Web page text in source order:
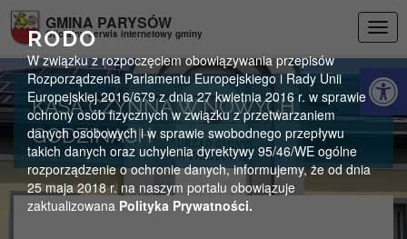
RODO
W związku z rozpoczęciem obowiązywania przepisów
Rozporządzenia Parlamentu Europejskiego i Rady Unii
Europejskiej 2016/679 z dnia 27 kwietnia 2016 r. w sprawie
ochrony osób fizycznych w związku z przetwarzaniem
danych osobowych i w sprawie swobodnego przepływu
takich danych oraz uchylenia dyrektywy 95/46/WE ogólne
rozporządzenie o ochronie danych, informujemy, że od dnia
25 maja 2018 r. na naszym portalu obowiązuje
zaktualizowana Polityka Prywatności.
GMINA PARYSÓW
Oficjalny serwis internetowy gminy
KASA CZYNNA W NOWYCH
GODZINACH